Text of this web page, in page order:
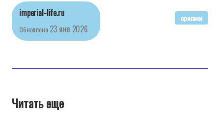
imperial-life.ru
Обновлено 23 янв 2026
оригами
Читать еще